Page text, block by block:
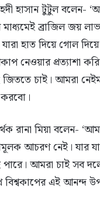
হাসান টুটুল বলেন-
ব্রাজিল জয়
হাত দিয়ে গোল দিয়ে
নেওয়ার প্রত্যাশা
জিততে চাই। আমরা
করবো।
রানা মিয়া বলেন-
আচরণ নেই। যার
পারে। আমরা চাই সব
বিশ্বকাপের এই আনন্দ